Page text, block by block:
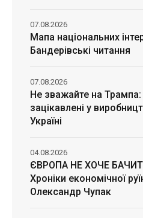
Мапа національних
Бандерівські читання
07.08.2026
Не зважайте на
зацікавлені у
Україні
07.08.2026
ЄВРОПА НЕ ХОЧЕ
Хроніки економічної
Олександр Чупак
04.08.2026